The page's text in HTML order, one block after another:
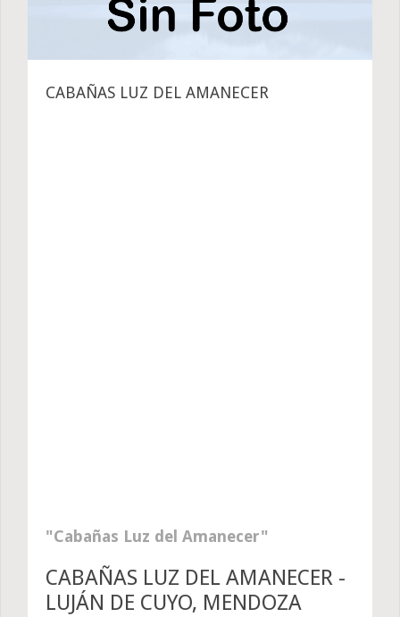
CABAÑAS LUZ DEL AMANECER
Cabañas Luz del Amanecer
CABAÑAS LUZ DEL AMANECER -
LUJÁN DE CUYO, MENDOZA